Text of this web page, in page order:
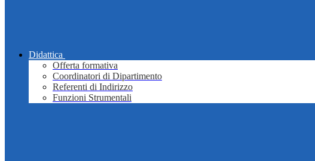
Didattica
Offerta formativa
Coordinatori di Dipartimento
Referenti di Indirizzo
Funzioni Strumentali